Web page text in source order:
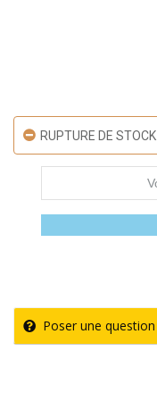
RUPTURE DE STOCK
Poser une question